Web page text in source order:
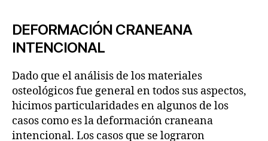
DEFORMACIÓN CRANEANA
INTENCIONAL
Dado que el análisis de los materiales
osteológicos fue general en todos sus aspectos,
hicimos particularidades en algunos de los
casos como es la deformación craneana
intencional. Los casos que se lograron